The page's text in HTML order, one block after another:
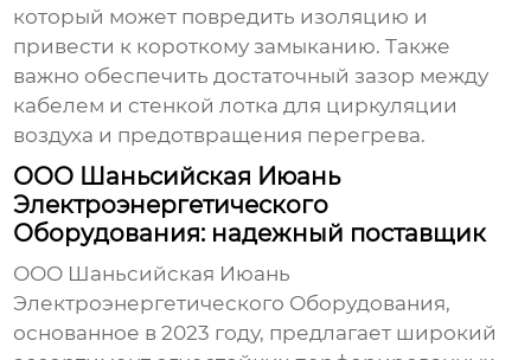
который может повредить изоляцию и
привести к короткому замыканию. Также
важно обеспечить достаточный зазор между
кабелем и стенкой лотка для циркуляции
воздуха и предотвращения перегрева.
ООО Шаньсийская Июань
Электроэнергетического
Оборудования: надежный поставщик
ООО Шаньсийская Июань
Электроэнергетического Оборудования,
основанное в 2023 году, предлагает широкий